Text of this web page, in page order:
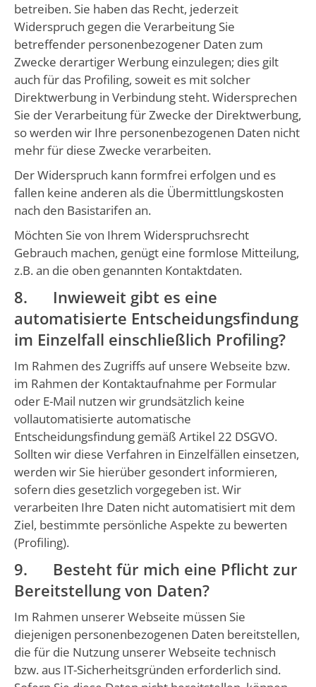
betreiben. Sie haben das Recht, jederzeit
Widerspruch gegen die Verarbeitung Sie
betreffender personenbezogener Daten zum
Zwecke derartiger Werbung einzulegen; dies gilt
auch für das Profiling, soweit es mit solcher
Direktwerbung in Verbindung steht. Widersprechen
Sie der Verarbeitung für Zwecke der Direktwerbung,
so werden wir Ihre personenbezogenen Daten nicht
mehr für diese Zwecke verarbeiten.
Der Widerspruch kann formfrei erfolgen und es
fallen keine anderen als die Übermittlungskosten
nach den Basistarifen an.
Möchten Sie von Ihrem Widerspruchsrecht
Gebrauch machen, genügt eine formlose Mitteilung,
z.B. an die oben genannten Kontaktdaten.
8. Inwieweit gibt es eine
automatisierte Entscheidungsfindung
im Einzelfall einschließlich Profiling?
Im Rahmen des Zugriffs auf unsere Webseite bzw.
im Rahmen der Kontaktaufnahme per Formular
oder E-Mail nutzen wir grundsätzlich keine
vollautomatisierte automatische
Entscheidungsfindung gemäß Artikel 22 DSGVO.
Sollten wir diese Verfahren in Einzelfällen einsetzen,
werden wir Sie hierüber gesondert informieren,
sofern dies gesetzlich vorgegeben ist. Wir
verarbeiten Ihre Daten nicht automatisiert mit dem
Ziel, bestimmte persönliche Aspekte zu bewerten
(Profiling).
9. Besteht für mich eine Pflicht zur
Bereitstellung von Daten?
Im Rahmen unserer Webseite müssen Sie
diejenigen personenbezogenen Daten bereitstellen,
die für die Nutzung unserer Webseite technisch
bzw. aus IT-Sicherheitsgründen erforderlich sind.